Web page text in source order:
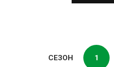
СЕЗОН 1